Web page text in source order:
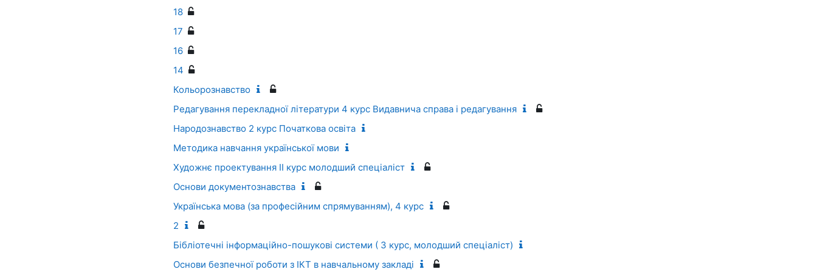
18
17
16
14
Кольорознавство
Редагування перекладної літератури 4 курс Видавнича справа і редагування
Народознавство 2 курс Початкова освіта
Методика навчання української мови
Художнє проектування ІІ курс молодший спеціаліст
Основи документознавства
Українська мова (за професійним спрямуванням), 4 курс
2
Бібліотечні інформаційно-пошукові системи ( 3 курс, молодший спеціаліст)
Основи безпечної роботи з ІКТ в навчальному закладі